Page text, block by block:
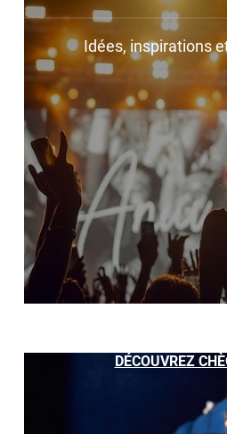
Idées, inspirations
DÉCOUVREZ